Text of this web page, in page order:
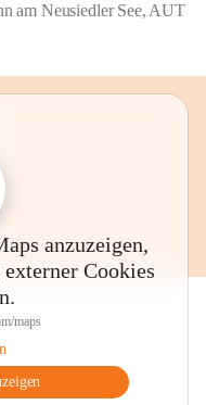
am Neusiedler See, AUT
anzuzeigen,
Cookies
maps